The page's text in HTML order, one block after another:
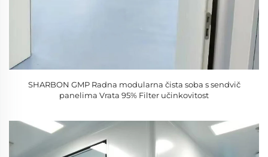
SHARBON GMP Radna modularna čista soba s sendvič
panelima Vrata 95% Filter učinkovitost